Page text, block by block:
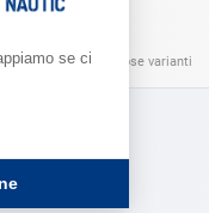
già da
Disponibile in numerose varianti